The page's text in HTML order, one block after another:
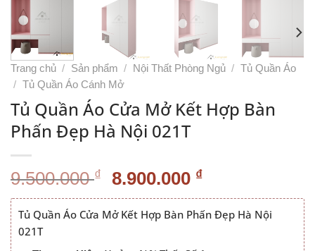
Trang chủ / Sản phẩm / Nội Thất Phòng Ngủ / Tủ Quần Áo
/ Tủ Quần Áo Cánh Mở
Tủ Quần Áo Cửa Mở Kết Hợp Bàn
Phấn Đẹp Hà Nội 021T
9.500.000₫ Giá
gốc
là:
8.900.000 ₫Giá
hiện
tại
Tủ Quần Áo Cửa Mở Kết Hợp Bàn Phấn Đẹp Hà Nội
021T